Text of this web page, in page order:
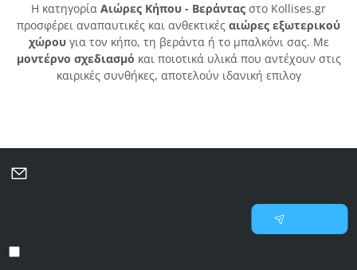
Η κατηγορία Αιώρες Κήπου - Βεράντας στο Kollises.gr
προσφέρει αναπαυτικές και ανθεκτικές αιώρες εξωτερικού
χώρουγια τον κήπο, τη βεράντα ή το μπαλκόνι σας. Με
μοντέρνο σχεδιασμό και ποιοτικά υλικά που αντέχουν στις
καιρικές συνθήκες, αποτελούν ιδανική επιλογ
email
σας